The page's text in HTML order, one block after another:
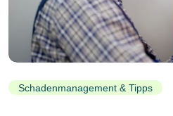
Schadenmanagement & Tipps